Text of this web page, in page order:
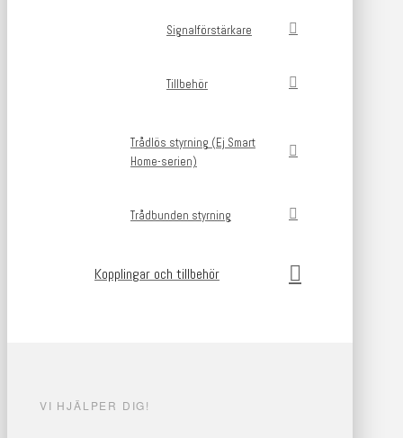
Signalförstärkare
Tillbehör
Trådlös styrning (Ej Smart
Home-serien)
Trådbunden styrning
Kopplingar och tillbehör
VI HJÄLPER DIG!